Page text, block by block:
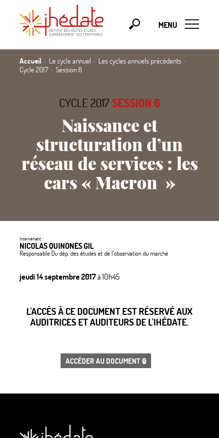
MENU
Accueil Le cycle annuel
Les cycles annuels précédents
Cycle 2017
Session 6
CYCLE 2017 SESSION 6
Naissance et
structuration d’un
réseau de services : les
cars « Macron »
Intervenant :
NICOLAS QUINONES GIL
Responsable Du dép. des études et de l'observation du marché
jeudi 14 septembre 2017à 10h45
L'ACCÈS À CE DOCUMENT EST RÉSERVÉ AUX
AUDITRICES ET AUDITEURS DE L'IHÉDATE.
ACCÉDER AU DOCUMENT 🔒